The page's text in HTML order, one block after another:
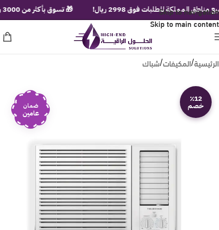
Skip to navigation
Skip to main content
الرئيسية/المكيفات/شباك
٪12
خصم ضمان
عامين
للطلبات فوق 2998 ريال! 🎁 تسوق بأكثر من 3000 ريال ولف عجلة الهدايا الفورية!